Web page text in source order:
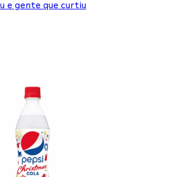
e gente que curtiu